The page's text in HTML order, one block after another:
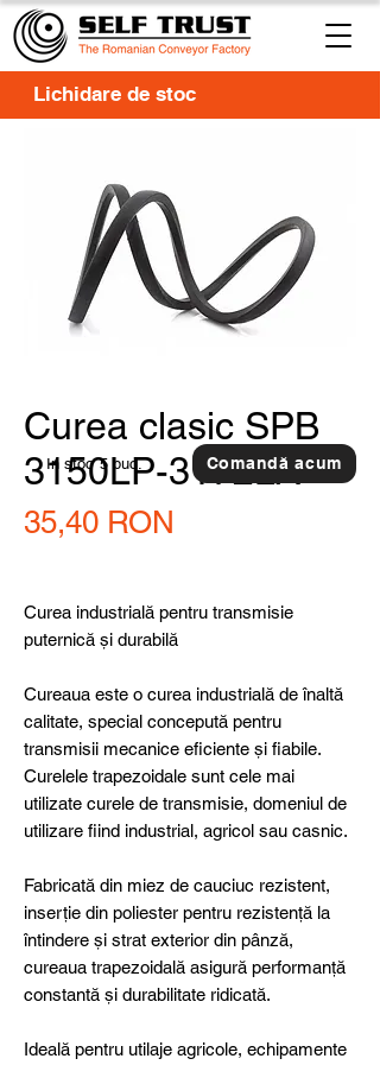
Curea clasic SPB
3150LP-3172LA
35,40 RON
Curea industrială pentru transmisie
puternică și durabilă
Cureaua este o curea industrială de înaltă
calitate, special concepută pentru
transmisii mecanice eficiente și fiabile.
Curelele trapezoidale sunt cele mai
utilizate curele de transmisie, domeniul de
utilizare fiind industrial, agricol sau casnic.
Fabricată din miez de cauciuc rezistent,
inserție din poliester pentru rezistență la
întindere și strat exterior din pânză,
cureaua trapezoidală asigură performanță
constantă și durabilitate ridicată.
Ideală pentru utilaje agricole, echipamente
Lichidare de stoc
Comandă acum
In stoc 5 buc.